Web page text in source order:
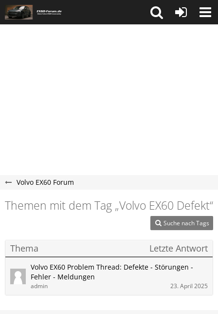
Volvo EX60 Forum
Themen mit dem Tag „Volvo EX60 Defekt“
Suche nach Tags
Thema Letzte Antwort
Volvo EX60 Problem Thread: Defekte - Störungen -
Fehler - Meldungen
admin 23. April 2025